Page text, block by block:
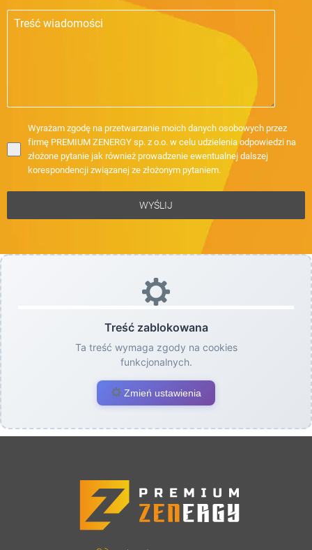
Wyrażam zgodę na przetwarzanie moich danych osobowych przez
firmę PREMIUM ZENERGY sp. z o.o. w celu udzielenia odpowiedzi na
złożone pytanie jak również prowadzenie ewentualnej dalszej
korespondencji związanej ze złożonym pytaniem.
WYŚLIJ
Treść zablokowana
Ta treść wymaga zgody na cookies
funkcjonalnych.
Zmień ustawienia